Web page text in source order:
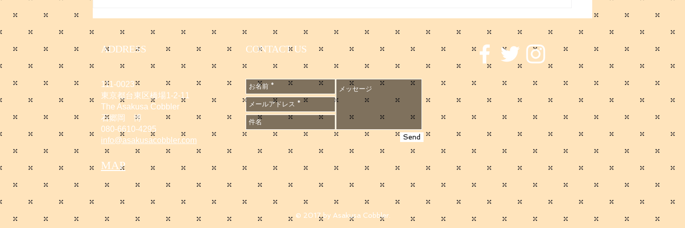
ADDRESS CONTACT US
111-0023
東京都台東区橋場1-2-11
The Asakusa Cobbler
石郷岡 博
080-6610-4295
info@asakusacobbler.com
MAP
Send
© 2017 by Asakusa Cobbler.